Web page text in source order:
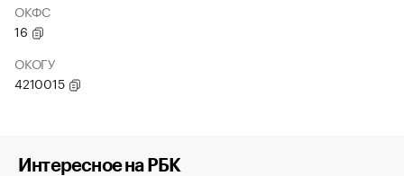
ОКФС
16
ОКОГУ
4210015
Интересное на РБК